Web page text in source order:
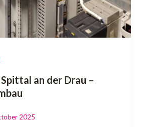
an der Drau –
2025